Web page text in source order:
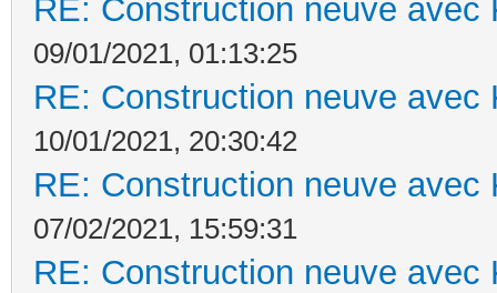
RE: Construction neuve avec
09/01/2021, 01:13:25
RE: Construction neuve avec
10/01/2021, 20:30:42
RE: Construction neuve avec
07/02/2021, 15:59:31
RE: Construction neuve avec